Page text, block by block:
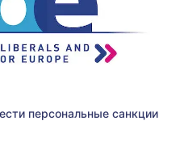
персональные санкции